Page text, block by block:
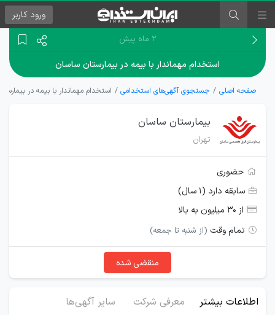
ورود کاربر
۲ ماه پیش
استخدام مهماندار با بیمه در بیمارستان ساسان
صفحه اصلی جستجوی آگهی‌های استخدامی استخدام مهماندار با بیمه در
بیمارستان ساسان
تهران
حضوری
سابقه دارد (۱ سال)
از ۳۰ میلیون به بالا
تمام وقت (از شنبه تا جمعه)
منقضی شده
اطلاعات بیشتر معرفی شرکت سایر آگهی‌ها